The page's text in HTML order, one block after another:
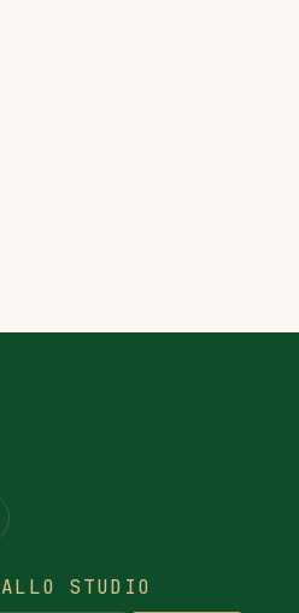
STUDIO